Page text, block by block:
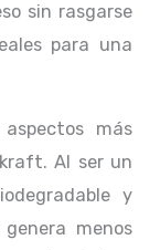
sin rasgarse
para una
más
Al ser un
y
menos